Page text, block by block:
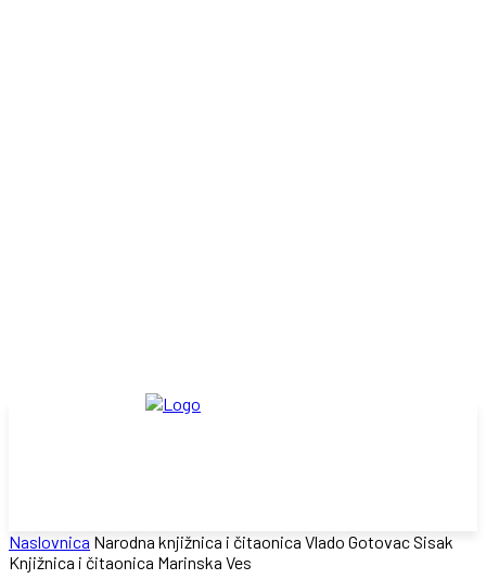
Naslovnica Narodna knjižnica i čitaonica Vlado Gotovac Sisak
Knjižnica i čitaonica Marinska Ves